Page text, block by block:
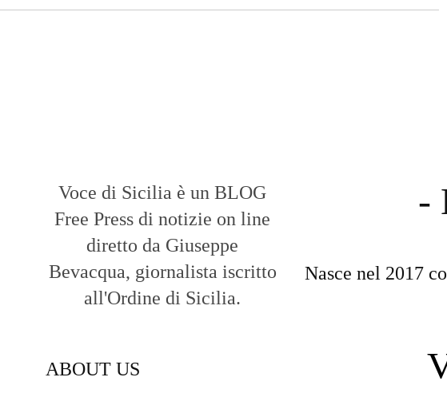
Voce di Sicilia è un BLOG
Free Press di notizie on line
diretto da Giuseppe
Bevacqua, giornalista iscritto
all'Ordine di Sicilia.
ABOUT US
-
Nasce nel 2017